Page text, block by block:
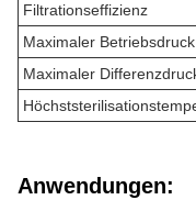
Filtrationseffizienz
Maximaler Betriebsdruck
Maximaler
Anwendungen: